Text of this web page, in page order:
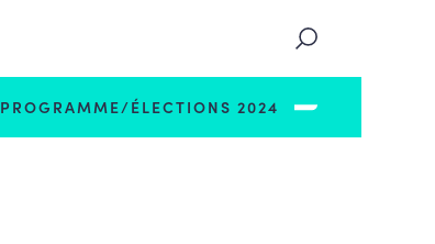
PROGRAMME/ÉLECTIONS 2024